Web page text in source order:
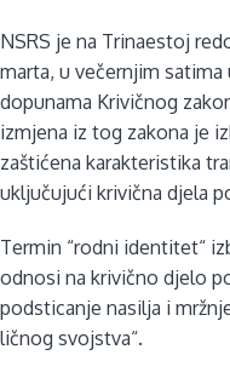
NSRS je na Trinaestoj
marta, u večernjim
dopunama Krivičnog
izmjena iz tog zakona je
zaštićena karakteristika
uključujući krivična djela
Termin “rodni identitet“
odnosi na krivično djelo
podsticanje nasilja i
ličnog svojstva“.